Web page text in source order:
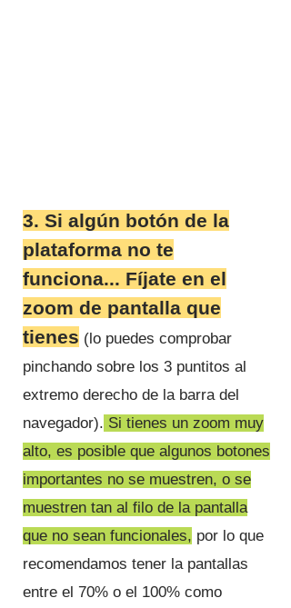
3. Si algún botón de la
plataforma no te
funciona... Fíjate en el
zoom de pantalla que
tienes (lo puedes comprobar
pinchando sobre los 3 puntitos al
extremo derecho de la barra del
navegador). Si tienes un zoom muy
alto, es posible que algunos botones
importantes no se muestren, o se
muestren tan al filo de la pantalla
que no sean funcionales, por lo que
recomendamos tener la pantallas
entre el 70% o el 100% como